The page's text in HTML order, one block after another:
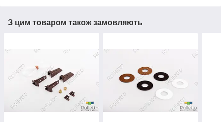
З цим товаром також замовляють